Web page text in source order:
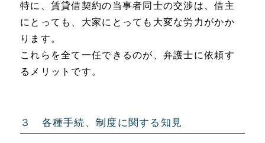
特に、賃貸借契約の当事者同士の交渉は、借主
にとっても、大家にとっても大変な労力がかか
ります。
これらを全て一任できるのが、弁護士に依頼す
るメリットです。
３ 各種手続、制度に関する知見